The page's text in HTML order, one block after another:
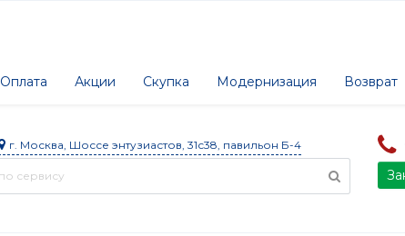
Оплата Акции Скупка Модернизация Возврат
г. Москва, Шоссе энтузиастов, 31с38, павильон Б-4